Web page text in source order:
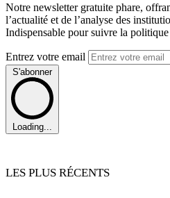
Notre newsletter gratuite phare,
l’actualité et de l’analyse des
Indispensable pour suivre la politique
Entrez votre email
S'abonner
Loading...
LES PLUS RÉCENTS